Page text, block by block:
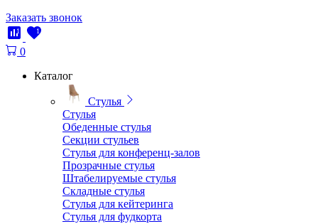
Заказать звонок
1 1
0
Каталог
Стулья
Стулья
Обеденные стулья
Секции стульев
Стулья для конференц-залов
Прозрачные стулья
Штабелируемые стулья
Складные стулья
Стулья для кейтеринга
Стулья для фудкорта